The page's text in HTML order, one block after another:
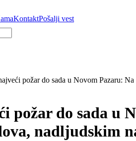
KontaktPošalji vest
požar do sada u Novom Pazaru:
požar do sada u
nadljudskim